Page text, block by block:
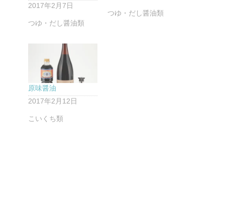
2017年2月7日
つゆ・だし醤油類
つゆ・だし醤油類
原味醤油
2017年2月12日
こいくち類